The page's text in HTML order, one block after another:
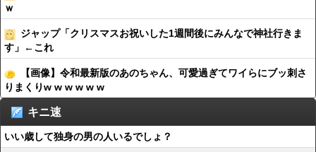
ｗ
ジャップ「クリスマスお祝いした1週間後にみんなで神社行きま
す」←これ
【画像】令和最新版のあのちゃん、可愛過ぎてワイらにブッ刺さ
りまくりw w w w w w
キニ速
いい歳して独身の男の人いるでしょ？